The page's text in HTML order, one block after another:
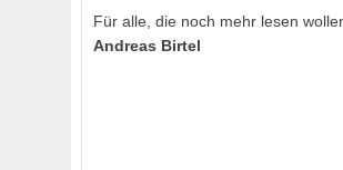
Für alle, die noch mehr lesen
Andreas Birtel